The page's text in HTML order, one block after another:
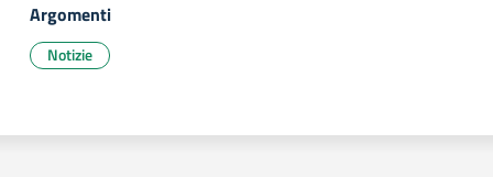
Argomenti
Notizie